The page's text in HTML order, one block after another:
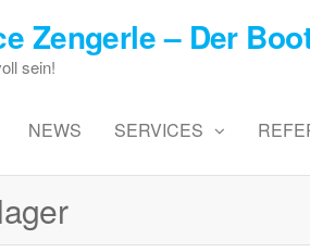
Zengerle – Der
sein!
NEWS SERVICES